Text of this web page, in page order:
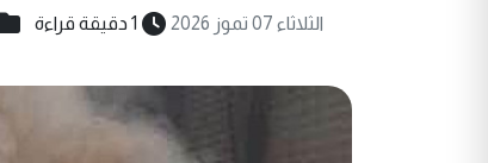
الثلاثاء 07 تموز 2026 1 دقيقة قراءة